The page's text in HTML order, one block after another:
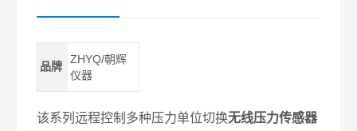
品牌
ZHYQ/朝辉
仪器
该系列远程控制 多种压力单位切换无线压力传感器